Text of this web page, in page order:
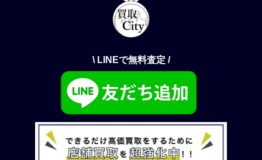
\ LINEで無料査定 /